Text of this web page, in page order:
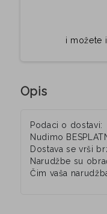
i možete
Opis
Podaci o dostavi:
Nudimo
Dostava se vrši
Narudžbe su
Čim vaša